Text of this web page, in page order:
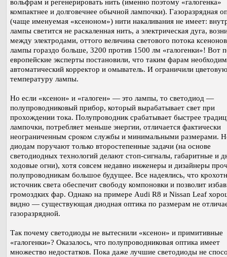
вольфрам и регенерировать нить (именно поэтому «галогенка»
компактнее и долговечнее обычной лампочки). Газоразрядная
(чаще именуемая «ксеноном») нити накаливания не имеет:
лампы светится не раскаленная нить, а электрическая дуга,
между электродами, оттого величина светового потока
лампы гораздо больше, 3200 против 1500 лм «галогенки»! Вот
европейские эксперты постановили, что таким фарам необходим
автоматический корректор и омыватель. И ограничили цветовую
температуру лампы.
Но если «ксенон» и «галоген» — это лампы, то светодиод —
полупроводниковый прибор, который вырабатывает свет при
прохождении тока. Полупроводник срабатывает быстрее
лампочки, потребляет меньше энергии, отличается фактически
неограниченным сроком службы и минимальными размерами.
диодам поручают только второстепенные задачи (на основе
светодиодных технологий делают стоп-сигналы, габаритные и
ходовые огни), хотя совсем недавно инженеры и дизайнеры
полупроводникам большое будущее. Все надеялись, что
источник света обеспечит свободу компоновки и позволит
громоздких фар. Однако на примере Audi R8 и Nissan Leaf
видно — существующая диодная оптика по размерам не
газоразрядной.
Так почему светодиоды не вытеснили «ксенон» и примитивные
«галогенки»? Оказалось, что полупроводниковая оптика имеет
множество недостатков. Пока даже лучшие светодиоды не